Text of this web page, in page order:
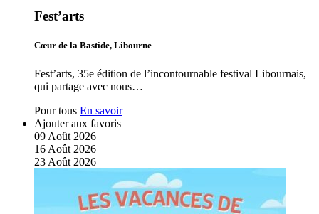
Fest’arts
Cœur de la Bastide, Libourne
Fest’arts, 35e édition de l’incontournable festival Libournais,
qui partage avec nous…
Pour tous En savoir
Ajouter aux favoris
09 Août 2026
16 Août 2026
23 Août 2026